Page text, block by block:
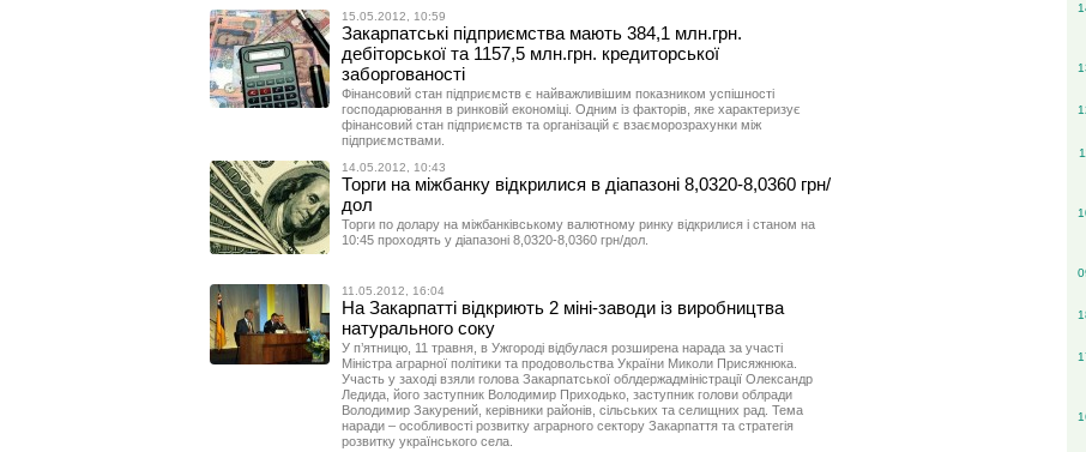
15.05.2012, 10:59
Закарпатські підприємства мають 384,1 млн.грн.
дебіторської та 1157,5 млн.грн. кредиторської
заборгованості
Фінансовий стан підприємств є найважливішим показником успішності
господарювання в ринковій економіці. Одним із факторів, яке характеризує
фінансовий стан підприємств та організацій є взаєморозрахунки між
підприємствами.
14.05.2012, 10:43
Торги на міжбанку відкрилися в діапазоні 8,0320-8,0360 грн/
дол
Торги по долару на міжбанківському валютному ринку відкрилися і станом на
10:45 проходять у діапазоні 8,0320-8,0360 грн/дол.
11.05.2012, 16:04
На Закарпатті відкриють 2 міні-заводи із виробництва
натурального соку
У п’ятницю, 11 травня, в Ужгороді відбулася розширена нарада за участі
Міністра аграрної політики та продовольства України Миколи Присяжнюка.
Участь у заході взяли голова Закарпатської облдержадміністрації Олександр
Ледида, його заступник Володимир Приходько, заступник голови облради
Володимир Закурений, керівники районів, сільських та селищних рад. Тема
наради – особливості розвитку аграрного сектору Закарпаття та стратегія
розвитку українського села.